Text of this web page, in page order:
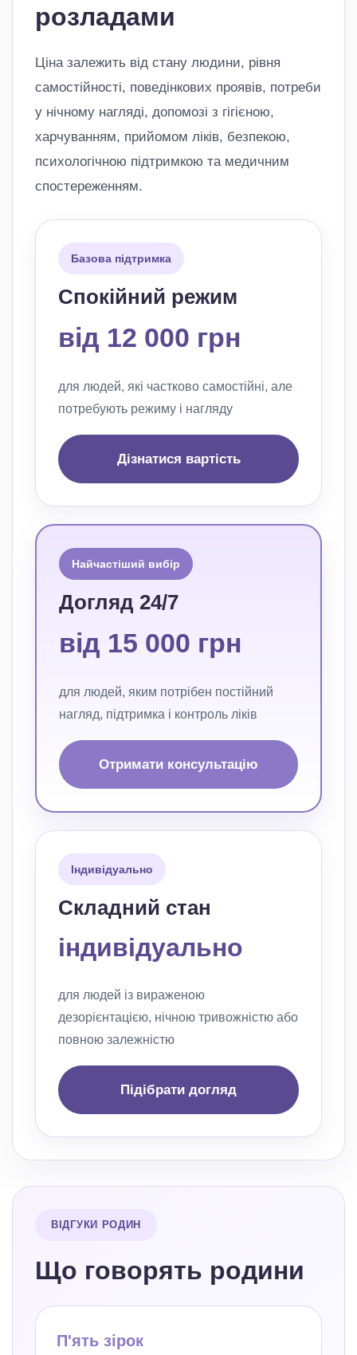
розладами
Ціна залежить від стану людини, рівня
самостійності, поведінкових проявів, потреби
у нічному нагляді, допомозі з гігієною,
харчуванням, прийомом ліків, безпекою,
психологічною підтримкою та медичним
спостереженням.
Базова підтримка
Спокійний режим
від 12 000 грн
для людей, які частково самостійні, але
потребують режиму і нагляду
Дізнатися вартість
Найчастіший вибір
Догляд 24/7
від 15 000 грн
для людей, яким потрібен постійний
нагляд, підтримка і контроль ліків
Отримати консультацію
Індивідуально
Складний стан
індивідуально
для людей із вираженою
дезорієнтацією, нічною тривожністю або
повною залежністю
Підібрати догляд
ВІДГУКИ РОДИН
Що говорять родини
П'ять зірок